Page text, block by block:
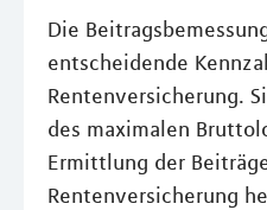
Die
entscheidende
Rentenversicherung.
des maximalen
Ermittlung der
Rentenversicherung